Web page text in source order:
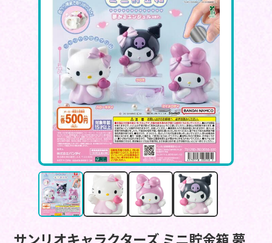
サンリオキャラクターズ ミニ貯金箱 夢